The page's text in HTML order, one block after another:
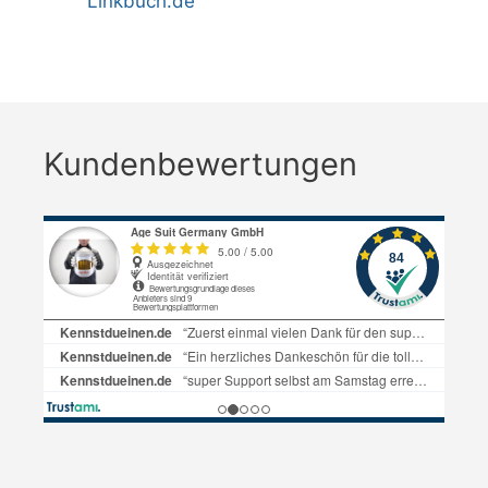
Kundenbewertungen